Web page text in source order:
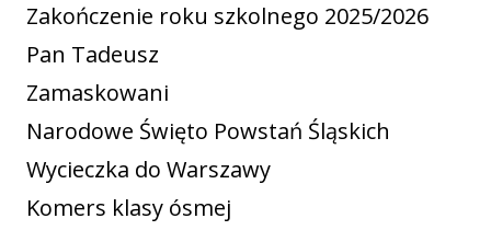
Zakończenie roku szkolnego 2025/2026
Pan Tadeusz
Zamaskowani
Narodowe Święto Powstań Śląskich
Wycieczka do Warszawy
Komers klasy ósmej